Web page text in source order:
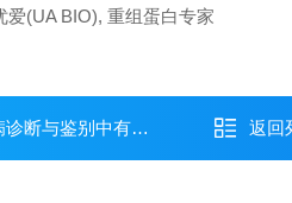
(UA BIO), 重组蛋白专家
鉴别中有何价值？ 返回